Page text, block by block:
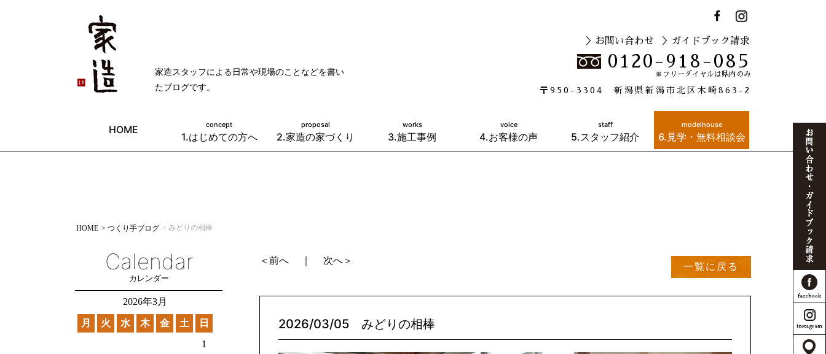
家造スタッフによる日常や現場のことなどを書い
たブログです。
＞お問い合わせ ＞ガイドブック請求
0120-918-085
※フリーダイヤルは県内のみ
〒950-3304 新潟県新潟市北区木崎863-2
HOME concept
1.はじめての方へ
proposal
2.家造の家づくり
works
3.施工事例
voice
4.お客様の声
staff
5.スタッフ紹介
modelhouse
6.見学・無料相談会
HOME > つくり手ブログ > みどりの相棒
Calendar
カレンダー
2026年3月
月 火 水 木 金 土 日
1
＜前へ 次へ＞
一覧に戻る
2026/03/05 みどりの相棒